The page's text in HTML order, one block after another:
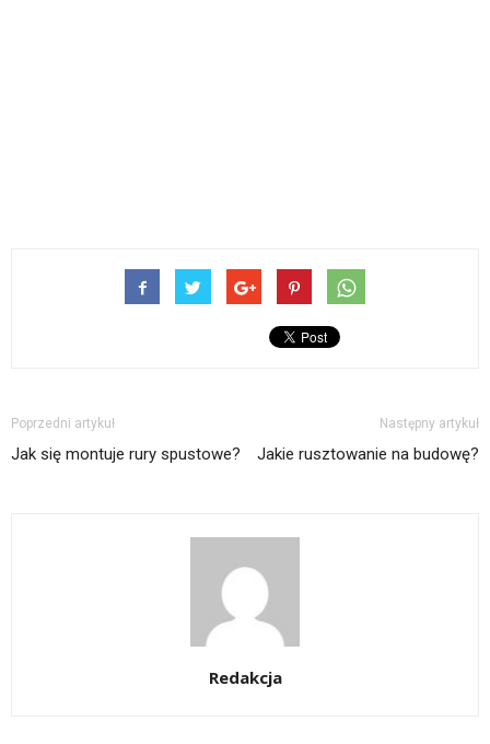
Poprzedni artykuł
Jak się montuje rury spustowe?
Następny artykuł
Jakie rusztowanie na budowę?
Redakcja